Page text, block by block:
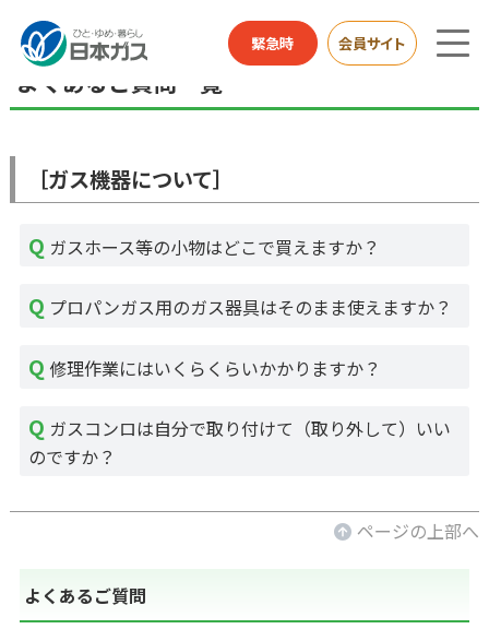
緊急時 会員サイト
お客さまサポートTOP よくあるご質問 ガス機器について
よくあるご質問一覧
［ガス機器について］
ガスホース等の小物はどこで買えますか？
プロパンガス用のガス器具はそのまま使えますか？
修理作業にはいくらくらいかかりますか？
ガスコンロは自分で取り付けて（取り外して）いい
のですか？
ページの上部へ
よくあるご質問